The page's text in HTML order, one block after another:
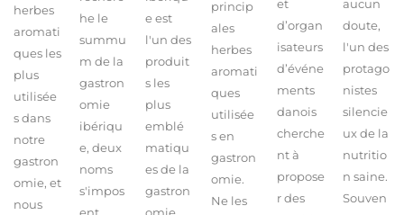
herbes
aromati
ques les
plus
utilisée
s dans
notre
gastron
omie, et
nous
he le
summu
m de la
gastron
omie
ibériqu
e, deux
noms
s'impos
e est
l'un des
produit
s les
plus
emblé
matiqu
es de la
gastron
princip
ales
herbes
aromati
ques
utilisée
s en
gastron
omie.
Ne les
et
d’organ
isateurs
d’événe
ments
danois
cherche
nt à
propose
r des
aucun
doute,
l'un des
protago
nistes
silencie
ux de la
nutritio
n saine.
Souven